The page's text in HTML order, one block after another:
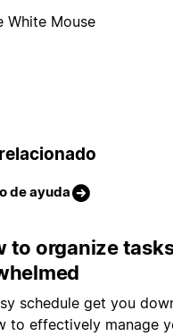
White Mouse
de ayuda
to organize
schedule get you
to effectively manage